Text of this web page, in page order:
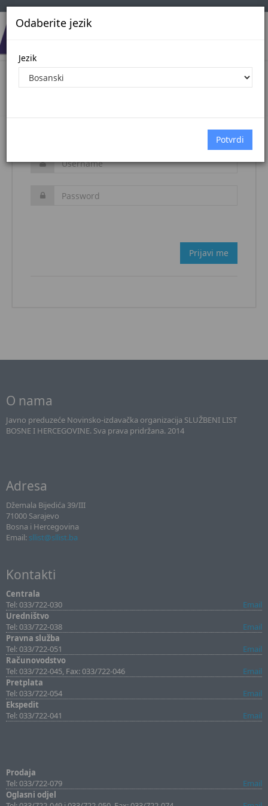
Odaberite jezik
Jezik
Login
Prijavi me
O nama
Javno preduzeće Novinsko-izdavačka organizacija SLUŽBENI LIST
BOSNE I HERCEGOVINE. Sva prava pridržana. 2014
Adresa
Džemala Bijedića 39/III
71000 Sarajevo
Bosna i Hercegovina
Email: sllist@sllist.ba
Kontakti
Centrala
Tel: 033/722-030
Email
Uredništvo
Tel: 033/722-038
Email
Pravna služba
Tel: 033/722-051
Email
Računovodstvo
Tel: 033/722-045, Fax: 033/722-046
Email
Pretplata
Tel: 033/722-054
Email
Ekspedit
Tel: 033/722-041
Email
Prodaja
Tel: 033/722-079
Email
Oglasni odjel